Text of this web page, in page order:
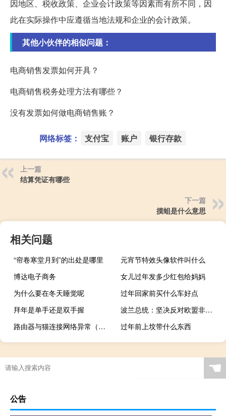
因地区、税收政策、企业会计政策等因素而有所不同，因
此在实际操作中应遵循当地法规和企业的会计政策。
其他小伙伴的相似问题：
电商销售发票如何开具？
电商销售税务处理方法有哪些？
没有发票如何做电商销售账？
网络标签： 支付宝 账户 银行存款
上一篇
结算凭证有哪些
下一篇
摸蛆是什么意思
相关问题
“帘卷寒堂月到”的出处是哪里
元宵节特效头像软件叫什么
博达电子商务
女儿过年发多少红包给妈妈
为什么要在冬天睡觉呢
过年回家前买什么车好点
拜年是单手还是双手握
波兰总统：坚决反对欧盟非法移民相关政策
路由器与猫连接网络异常（路由器与猫）
过年前上坟带什么东西
☚
公告